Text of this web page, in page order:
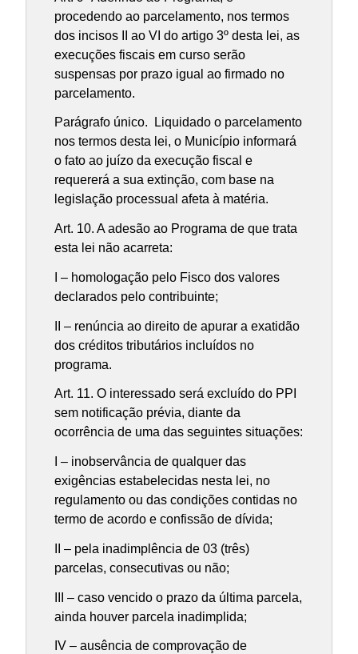
procedendo ao parcelamento, nos termos
dos incisos II ao VI do artigo 3º desta lei, as
execuções fiscais em curso serão
suspensas por prazo igual ao firmado no
parcelamento.
Parágrafo único. Liquidado o parcelamento
nos termos desta lei, o Município informará
o fato ao juízo da execução fiscal e
requererá a sua extinção, com base na
legislação processual afeta à matéria.
Art. 10. A adesão ao Programa de que trata
esta lei não acarreta:
I – homologação pelo Fisco dos valores
declarados pelo contribuinte;
II – renúncia ao direito de apurar a exatidão
dos créditos tributários incluídos no
programa.
Art. 11. O interessado será excluído do PPI
sem notificação prévia, diante da
ocorrência de uma das seguintes situações:
I – inobservância de qualquer das
exigências estabelecidas nesta lei, no
regulamento ou das condições contidas no
termo de acordo e confissão de dívida;
II – pela inadimplência de 03 (três)
parcelas, consecutivas ou não;
III – caso vencido o prazo da última parcela,
ainda houver parcela inadimplida;
IV – ausência de comprovação de